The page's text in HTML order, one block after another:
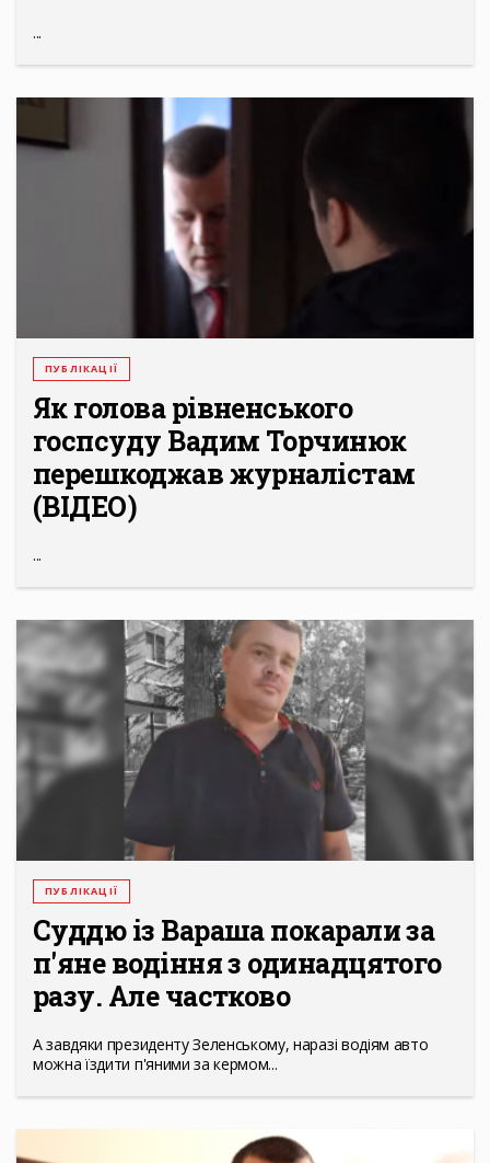
...
ПУБЛІКАЦІЇ
Як голова рівненського
госпсуду Вадим Торчинюк
перешкоджав журналістам
(ВІДЕО)
...
ПУБЛІКАЦІЇ
Суддю із Вараша покарали за
п'яне водіння з одинадцятого
разу. Але частково
А завдяки президенту Зеленському, наразі водіям авто
можна їздити п'яними за кермом...